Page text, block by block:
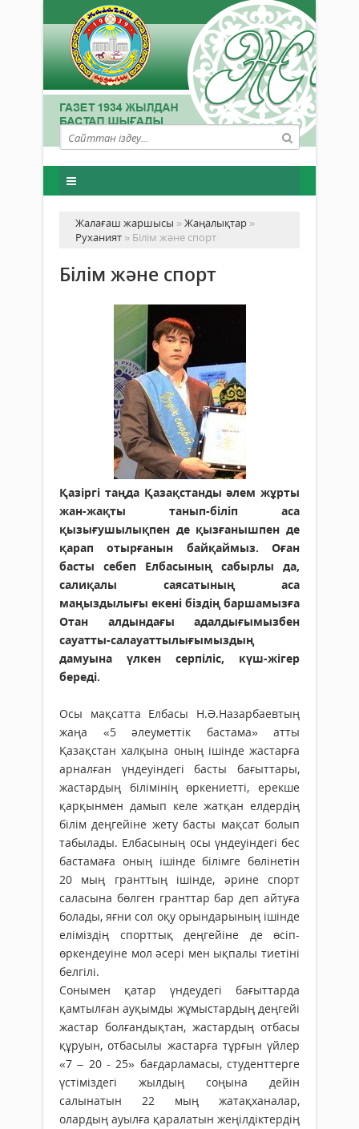
Жалағаш жаршысы »Жаңалықтар »
Руханият » Білім және спорт
Білім және спорт
Қазіргі таңда Қазақстанды әлем жұрты
жан-жақты танып-біліп аса
қызығушылықпен де қызғанышпен де
қарап отырғанын байқаймыз. Оған
басты себеп Елбасының сабырлы да,
салиқалы саясатының аса
маңыздылығы екені біздің баршамызға
Отан алдындағы адалдығымызбен
сауатты-салауаттылығымыздың
дамуына үлкен серпіліс, күш-жігер
береді.
Осы мақсатта Елбасы Н.Ә.Назарбаевтың
жаңа «5 әлеуметтік бастама» атты
Қазақстан халқына оның ішінде жастарға
арналған үндеуіндегі басты бағыттары,
жастардың білімінің өркениетті, ерекше
қарқынмен дамып келе жатқан елдердің
білім деңгейіне жету басты мақсат болып
табылады. Елбасының осы үндеуіндегі бес
бастамаға оның ішінде білімге бөлінетін
20 мың гранттың ішінде, әрине спорт
саласына бөлген гранттар бар деп айтуға
болады, яғни сол оқу орындарының ішінде
еліміздің спорттық деңгейіне де өсіп-
өркендеуіне мол әсері мен ықпалы тиетіні
белгілі.
Сонымен қатар үндеудегі бағыттарда
қамтылған ауқымды жұмыстардың деңгейі
жастар болғандықтан, жастардың отбасы
құруын, отбасылы жастарға тұрғын үйлер
«7 – 20 - 25» бағдарламасы, студенттерге
үстіміздегі жылдың соңына дейін
салынатын 22 мың жатақханалар,
олардың ауылға қаралатын жеңілдіктердің